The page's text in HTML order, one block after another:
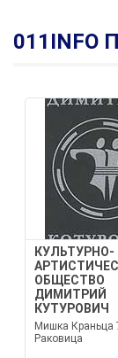
011INFO
КУЛЬТУРНО-
ОБЩЕСТВО
ДИМИТРИЙ
КУТУРОВИЧ
Мишка Краньца
Раковица